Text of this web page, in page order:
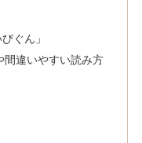
ぐん」
間違いやすい読み方